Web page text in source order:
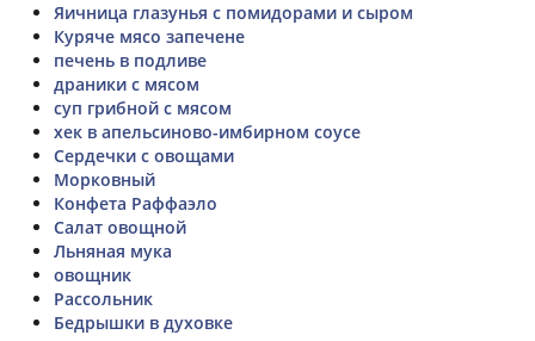
Яичница глазунья с помидорами и сыром
Куряче мясо запечене
печень в подливе
драники с мясом
суп грибной с мясом
хек в апельсиново-имбирном соусе
Сердечки с овощами
Морковный
Конфета Раффаэло
Салат овощной
Льняная мука
овощник
Рассольник
Бедрышки в духовке